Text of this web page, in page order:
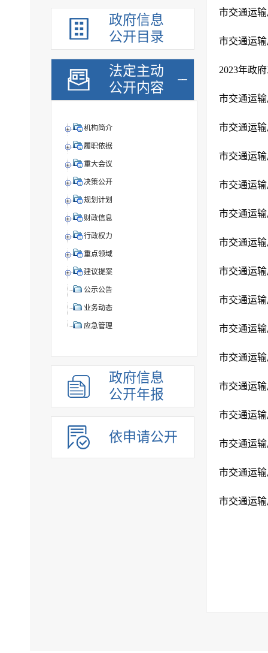
政府信息
公开目录
法定主动
公开内容
机构简介
履职依据
重大会议
决策公开
规划计划
财政信息
行政权力
重点领域
建议提案
公示公告
业务动态
应急管理
政府信息
公开年报
依申请公开
市交通运
市交通运
2023年政
市交通运
市交通运
市交通运
市交通运
市交通运
市交通运
市交通运
市交通运
市交通运
市交通运
市交通运
市交通运
市交通运